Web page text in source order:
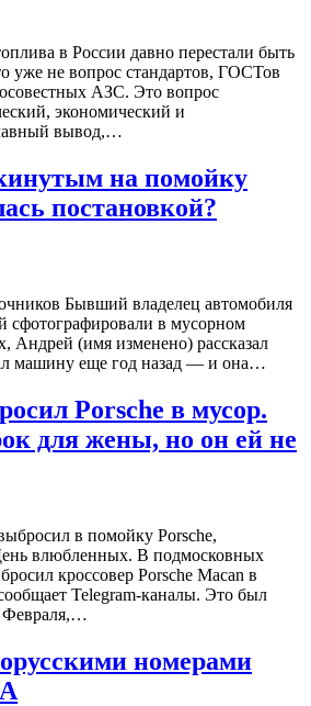
в России давно перестали быть
уже не вопрос стандартов, ГОСТов
АЗС. Это вопрос
экономический и
вывод,…
на помойку
постановкой?
Бывший владелец автомобиля
сфотографировали в мусорном
Андрей (имя изменено) рассказал
машину еще год назад — и она…
Porsche в мусор.
для жены, но он ей не
в помойку Porsche,
влюбленных. В подмосковных
кроссовер Porsche Macan в
Telegram-каналы. Это был
Февраля,…
номерами